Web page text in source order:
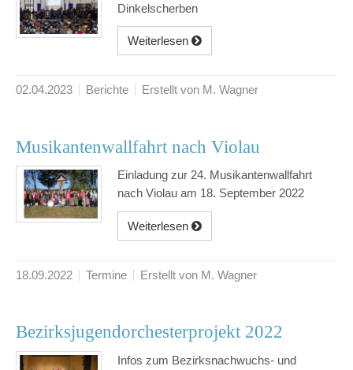
Dinkelscherben
Weiterlesen
02.04.2023 Berichte Erstellt von M. Wagner
Musikantenwallfahrt nach Violau
Einladung zur 24. Musikantenwallfahrt
nach Violau am 18. September 2022
Weiterlesen
18.09.2022 Termine Erstellt von M. Wagner
Bezirksjugendorchesterprojekt 2022
Infos zum Bezirksnachwuchs- und